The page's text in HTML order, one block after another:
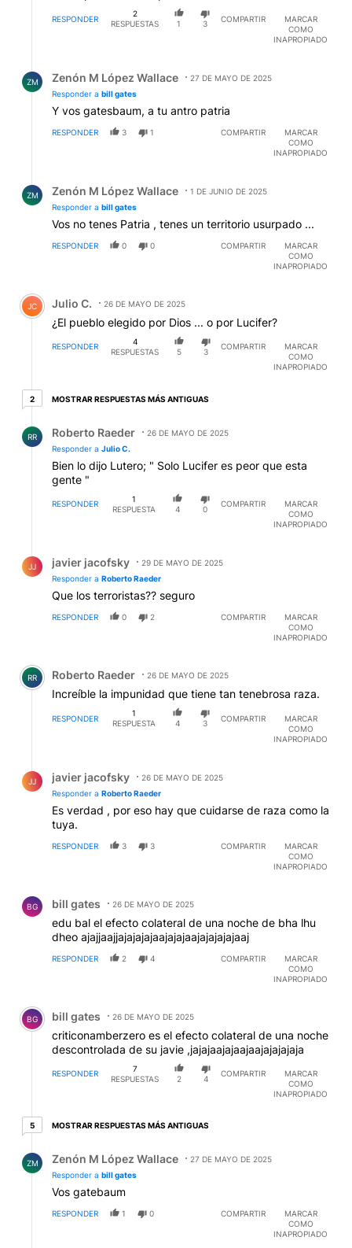
RESPONDER
2
RESPUESTAS
1 3
COMPARTIR
MARCAR
COMO
INAPROPIADO
ZM Zenón M López Wallace
27 DE MAYO DE 2025
Responder a bill gates
Y vos gatesbaum, a tu antro patria
RESPONDER 3 1 COMPARTIR
MARCAR
COMO
INAPROPIADO
ZM Zenón M López Wallace
1 DE JUNIO DE 2025
Responder a bill gates
Vos no tenes Patria , tenes un territorio usurpado ...
RESPONDER 0 0 COMPARTIR
MARCAR
COMO
INAPROPIADO
Comentario de Julio C..
JC Julio C. 26 DE MAYO DE 2025
¿El pueblo elegido por Dios ... o por Lucifer?
RESPONDER
4
RESPUESTAS
5 3
COMPARTIR
MARCAR
COMO
INAPROPIADO
22 respuestas más antiguas
MOSTRAR RESPUESTAS MÁS ANTIGUAS
RR Roberto Raeder
26 DE MAYO DE 2025
Responder a Julio C.
Bien lo dijo Lutero; " Solo Lucifer es peor que esta
gente "
RESPONDER
1
RESPUESTA
4 0
COMPARTIR
MARCAR
COMO
INAPROPIADO
JJ javier jacofsky
29 DE MAYO DE 2025
Responder a Roberto Raeder
Que los terroristas?? seguro
RESPONDER 0 2 COMPARTIR
MARCAR
COMO
INAPROPIADO
Comentario de Roberto Raeder.
RR Roberto Raeder 26 DE MAYO DE 2025
Increíble la impunidad que tiene tan tenebrosa raza.
RESPONDER
1
RESPUESTA
4 3
COMPARTIR
MARCAR
COMO
INAPROPIADO
JJ javier jacofsky
26 DE MAYO DE 2025
Responder a Roberto Raeder
Es verdad , por eso hay que cuidarse de raza como la
tuya.
RESPONDER 3 3 COMPARTIR
MARCAR
COMO
INAPROPIADO
BG bill gates 26 DE MAYO DE 2025
edu bal el efecto colateral de una noche de bha lhu
dheo ajajjaajjajajajajaajajajaajajajajajaaj
RESPONDER 2 4 COMPARTIR
MARCAR
COMO
INAPROPIADO
Comentario de bill gates.
BG bill gates 26 DE MAYO DE 2025
criticonamberzero es el efecto colateral de una noche
descontrolada de su javie ,jajajaajajaajaajajajajaja
RESPONDER
7
RESPUESTAS
2 4
COMPARTIR
MARCAR
COMO
INAPROPIADO
55 respuestas más antiguas
MOSTRAR RESPUESTAS MÁS ANTIGUAS
ZM Zenón M López Wallace
27 DE MAYO DE 2025
Responder a bill gates
Vos gatebaum
RESPONDER 1 0 COMPARTIR
MARCAR
COMO
INAPROPIADO